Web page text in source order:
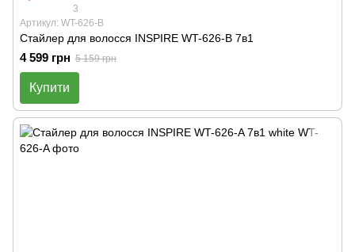
3
Артикул: WT-626-B
Стайлер для волосся INSPIRE WT-626-B 7в1
4 599 грн 5 159 грн
Купити